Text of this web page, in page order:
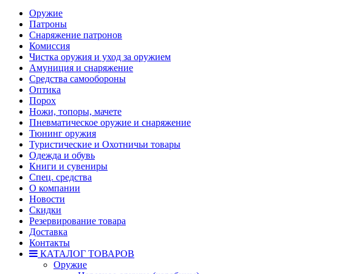
Оружие
Патроны
Снаряжение патронов
Комиссия
Чистка оружия и уход за оружием
Амуниция и снаряжение
Средства самообороны
Оптика
Порох
Ножи, топоры, мачете
Пневматическое оружие и снаряжение
Тюнинг оружия
Туристические и Охотничьи товары
Одежда и обувь
Книги и сувениры
Спец. средства
О компании
Новости
Скидки
Резервирование товара
Доставка
Контакты
КАТАЛОГ ТОВАРОВ
Оружие